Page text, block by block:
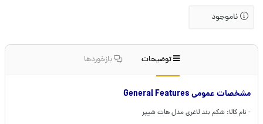
ناموجود
توضیحات بازخوردها
مشخصات عمومی General Features
- نام کالا: شکم بند لاغری مدل هات شیپر